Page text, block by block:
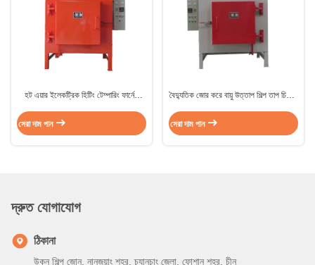
হট এয়ার ইলেকট্রিক হিটিং টেম্পারিং ফার্নেস
সেরা দাম পান
বৈদ্যুতিক জোর করে বায়ু উত্তাপ শিল্প তাপ চিকিত্সা
সেরা দাম পান
দ্রুত যোগাযোগ
ঠিকানা
উকুন শিল্প জোন, নানজুয়াং শহর, চ্যানচাং জেলা, ফোশান শহর, চীন